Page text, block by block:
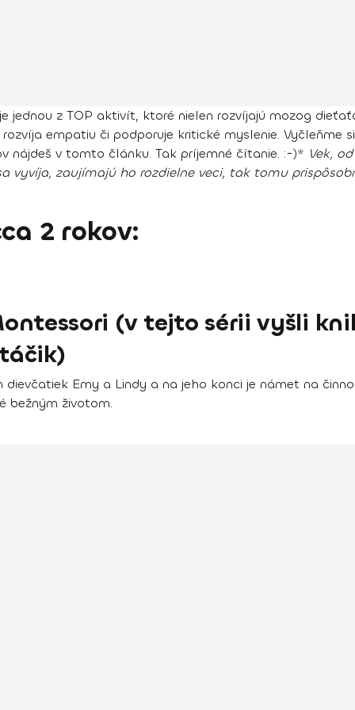
jednou z TOP aktivít, ktoré nielen rozvíjajú mozog
empatiu či podporuje kritické myslenie. Vyčleňme
nájdeš v tomto článku. Tak príjemné čítanie. :-)* Vek,
vyvíja, zaujímajú ho rozdielne veci, tak tomu
2 rokov:
(v tejto sérii vyšli
Emy a Lindy a na jeho konci je námet na
bežným životom.